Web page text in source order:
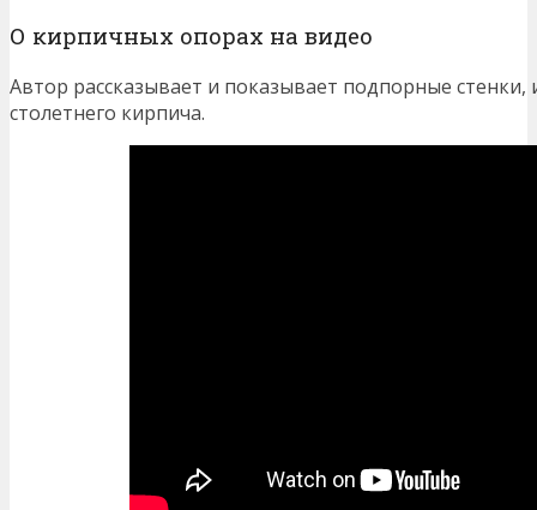
О кирпичных опорах на видео
Автор рассказывает и показывает подпорные
столетнего кирпича.